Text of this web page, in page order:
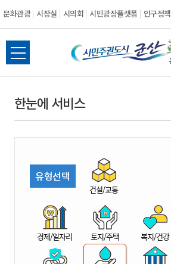
문화관광 시장실 시의회 시민광장플랫폼 인구정책
시
민
권
시
산
전
체
뉴
열
한눈에 서비스
유형선택
건설/교통
경제/일자리 토지/주택 복지/건강